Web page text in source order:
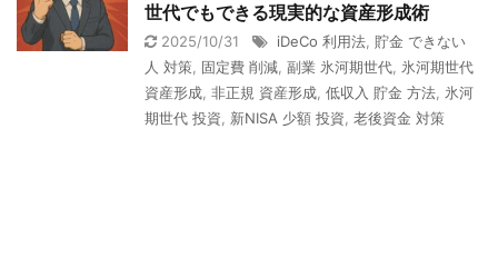
世代でもできる現実的な資産形成術
2025/10/31 iDeCo 利用法 貯金 できない
人 対策 固定費 削減 副業 氷河期世代 氷河期世代
資産形成 非正規 資産形成 低収入 貯金 方法 氷河
期世代 投資
新NISA 少額 投資 老後資金 対策